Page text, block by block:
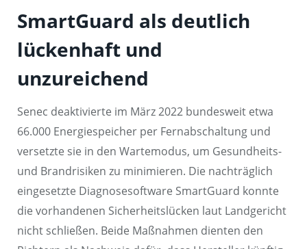
SmartGuard als deutlich
lückenhaft und
unzureichend
Senec deaktivierte im März 2022 bundesweit etwa
66.000 Energiespeicher per Fernabschaltung und
versetzte sie in den Wartemodus, um Gesundheits-
und Brandrisiken zu minimieren. Die nachträglich
eingesetzte Diagnosesoftware SmartGuard konnte
die vorhandenen Sicherheitslücken laut Landgericht
nicht schließen. Beide Maßnahmen dienten den